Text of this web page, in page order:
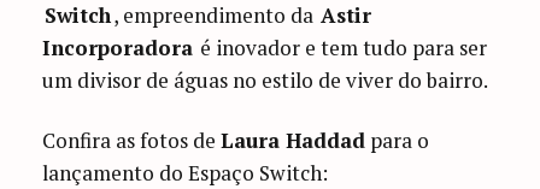
Switch, empreendimento da Astir
Incorporadora é inovador e tem tudo para ser
um divisor de águas no estilo de viver do bairro.
Confira as fotos deLaura Haddad para o
lançamento do Espaço Switch: